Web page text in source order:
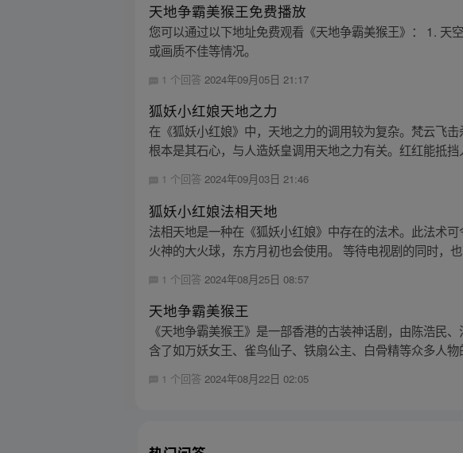
天地争霸美猴王免费播放
您可以通过以下地址免费观看《天地争霸美猴王》： 1.
或画质不佳等情况。
1 个回答2024年09月05日 21:17
狐妖小红娘天地之力
在《狐妖小红娘》中，天地之力的调用较为复杂。梵云飞
根本是其石心，与人造妖皇调用天地之力有关。红红能抵
1 个回答2024年09月03日 21:46
狐妖小红娘法相天地
法相天地是一种在《狐妖小红娘》中存在的法术。此法术
火神的大火球，东方月初也会使用。 等待电视剧的同时，
1 个回答 2024年08月25日 08:57
天地争霸美猴王
《天地争霸美猴王》是一部香港的古装神话剧，由陈浩民
含了如万妖女王、雀鸟仙子、铁扇公主、白骨精等众多人
1 个回答 2024年08月22日 02:05